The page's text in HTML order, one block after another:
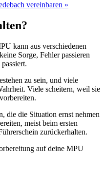
vereinbaren »
kann aus verschiedenen
Sorge, Fehler passieren
zu sein, und viele
Viele scheitern, weil sie
die die Situation ernst nehmen
meist beim ersten
zurückerhalten.
auf deine MPU